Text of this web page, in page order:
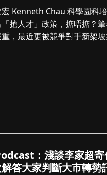
Kenneth Chau 科學園科培網絡
搶人才」政策，掂唔掂？
，最近更被競爭對手新架
：淺談李家超寄
答大家判斷大市轉勢